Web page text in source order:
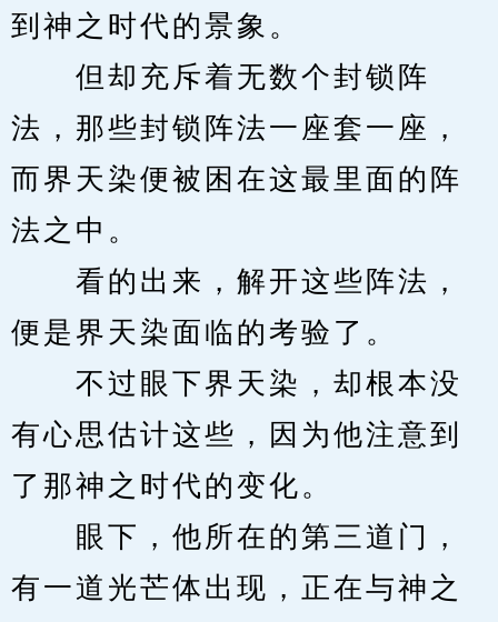
到神之时代的景象。
但却充斥着无数个封锁阵
法，那些封锁阵法一座套一座，
而界天染便被困在这最里面的阵
法之中。
看的出来，解开这些阵法，
便是界天染面临的考验了。
不过眼下界天染，却根本没
有心思估计这些，因为他注意到
了那神之时代的变化。
眼下，他所在的第三道门，
有一道光芒体出现，正在与神之